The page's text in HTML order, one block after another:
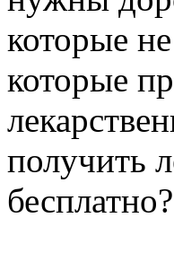
которые
которые
получить